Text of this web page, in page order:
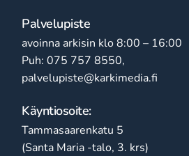
Palvelupiste
avoinna arkisin klo 8:00 – 16:00
Puh: 075 757 8550,
palvelupiste@karkimedia.fi
Käyntiosoite:
Tammasaarenkatu 5
(Santa Maria -talo, 3. krs)